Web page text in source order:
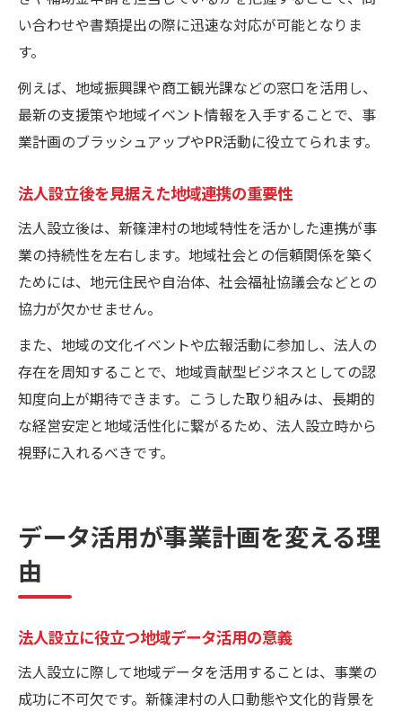
い合わせや書類提出の際に迅速な対応が可能となりま
す。
例えば、地域振興課や商工観光課などの窓口を活用し、
最新の支援策や地域イベント情報を入手することで、事
業計画のブラッシュアップやPR活動に役立てられます。
法人設立後を見据えた地域連携の重要性
法人設立後は、新篠津村の地域特性を活かした連携が事
業の持続性を左右します。地域社会との信頼関係を築く
ためには、地元住民や自治体、社会福祉協議会などとの
協力が欠かせません。
また、地域の文化イベントや広報活動に参加し、法人の
存在を周知することで、地域貢献型ビジネスとしての認
知度向上が期待できます。こうした取り組みは、長期的
な経営安定と地域活性化に繋がるため、法人設立時から
視野に入れるべきです。
データ活用が事業計画を変える理
由
法人設立に役立つ地域データ活用の意義
法人設立に際して地域データを活用することは、事業の
成功に不可欠です。新篠津村の人口動態や文化的背景を